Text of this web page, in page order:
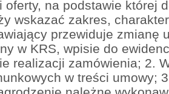
oferty, na podstawie której
wskazać zakres,
przewiduje zmianę
w KRS, wpisie do
realizacji zamówienia; 2.
w treści umowy;